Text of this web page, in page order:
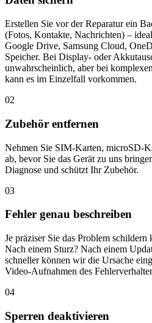
Erstellen Sie vor der Reparatur ein
(Fotos, Kontakte, Nachrichten) –
Google Drive, Samsung Cloud,
Speicher. Bei Display- oder
unwahrscheinlich, aber bei
kann es im Einzelfall vorkommen.
02
Zubehör entfernen
Nehmen Sie SIM-Karten, microSD-
ab, bevor Sie das Gerät zu uns
Diagnose und schützt Ihr Zubehör.
03
Fehler genau beschreiben
Je präziser Sie das Problem
Nach einem Sturz? Nach einem
schneller können wir die Ursache
Video-Aufnahmen des
04
Sperren deaktivieren